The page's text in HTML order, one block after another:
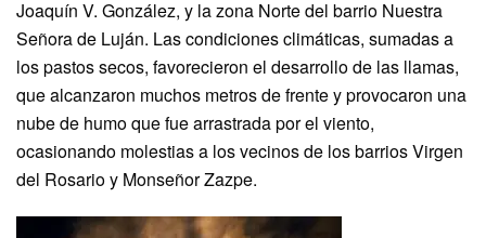
Joaquín V. González, y la zona Norte del barrio Nuestra
Señora de Luján. Las condiciones climáticas, sumadas a
los pastos secos, favorecieron el desarrollo de las llamas,
que alcanzaron muchos metros de frente y provocaron una
nube de humo que fue arrastrada por el viento,
ocasionando molestias a los vecinos de los barrios Virgen
del Rosario y Monseñor Zazpe.